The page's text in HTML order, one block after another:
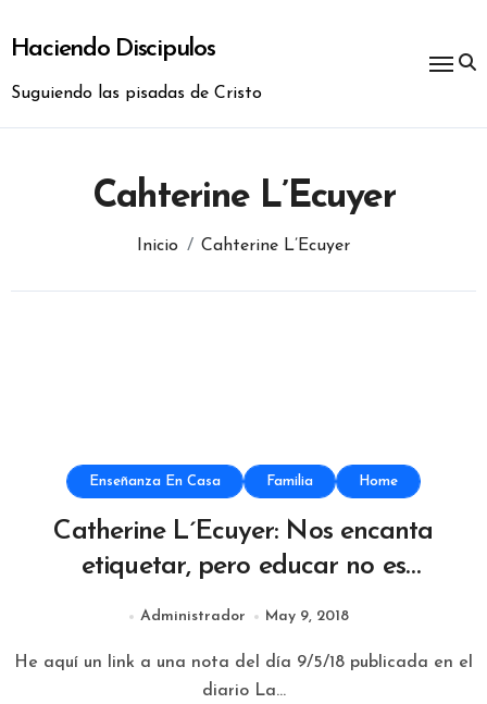
contenido
Haciendo Discipulos
Suguiendo las pisadas de Cristo
Cahterine L’Ecuyer
Inicio Cahterine L’Ecuyer
Enseñanza En Casa Familia Home
Catherine L´Ecuyer: Nos encanta
etiquetar, pero educar no es
matemático, Diario La Nación
Administrador May 9, 2018
He aquí un link a una nota del día 9/5/18 publicada en el
diario La...